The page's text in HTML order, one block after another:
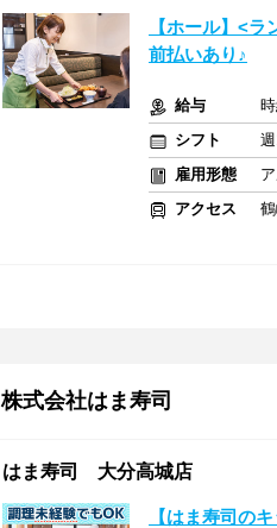
【ホール】<
前払いあり♪
給与
シフト
雇用形態
アクセス
株式会社はま寿司
はま寿司 大分高城店
【はま寿司の